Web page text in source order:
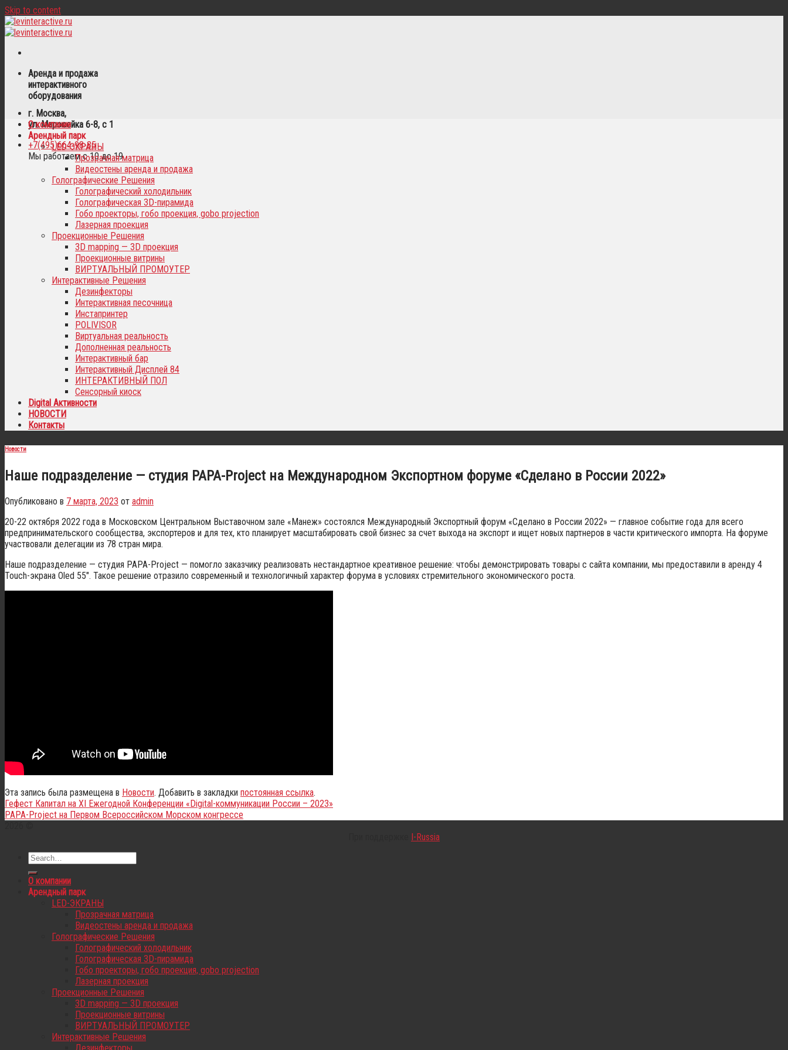
Skip to content
Аренда и продажа
интерактивного
оборудования
г. Москва,
ул. Маросейка 6-8, с 1
+7(495)664-98-35
Мы работаем с 10 до 19
О компании
Арендный парк
LED-ЭКРАНЫ
Прозрачная матрица
Видеостены аренда и продажа
Голографические Решения
Голографический холодильник
Голографическая 3D-пирамида
Гобо проекторы, гобо проекция, gobo projection
Лазерная проекция
Проекционные Решения
3D mapping — 3D проекция
Проекционные витрины
ВИРТУАЛЬНЫЙ ПРОМОУТЕР
Интерактивные Решения
Дезинфекторы
Интерактивная песочница
Инстапринтер
POLIVISOR
Виртуальная реальность
Дополненная реальность
Интерактивный бар
Интерактивный Дисплей 84
ИНТЕРАКТИВНЫЙ ПОЛ
Сенсорный киоск
Digital Активности
НОВОСТИ
Контакты
Новости
Наше подразделение — студия PAPA-Project на Международном Экспортном форуме «Сделано в России 2022»
Опубликовано в 7 марта, 2023 от admin
20-22 октября 2022 года в Московском Центральном Выставочном зале «Манеж» состоялся Международный Экспортный форум «Сделано в России 2022» — главное событие года для всего
предпринимательского сообщества, экспортеров и для тех, кто планирует масштабировать свой бизнес за счет выхода на экспорт и ищет новых партнеров в части критического импорта. На форуме
участвовали делегации из 78 стран мира.
Наше подразделение — студия PAPA-Project — помогло заказчику реализовать нестандартное креативное решение: чтобы демонстрировать товары с сайта компании, мы предоставили в аренду 4
Touch-экрана Oled 55″. Такое решение отразило современный и технологичный характер форума в условиях стремительного экономического роста.
Эта запись была размещена в Новости. Добавить в закладки постоянная ссылка.
Гефест Капитал на XI Ежегодной Конференции «Digital-коммуникации России – 2023»
PAPA-Project на Первом Всероссийском Морском конгрессе
I-Russia
О компании
Арендный парк
LED-ЭКРАНЫ
Прозрачная матрица
Видеостены аренда и продажа
Голографические Решения
Голографический холодильник
Голографическая 3D-пирамида
Гобо проекторы, гобо проекция, gobo projection
Лазерная проекция
Проекционные Решения
3D mapping — 3D проекция
Проекционные витрины
ВИРТУАЛЬНЫЙ ПРОМОУТЕР
Интерактивные Решения